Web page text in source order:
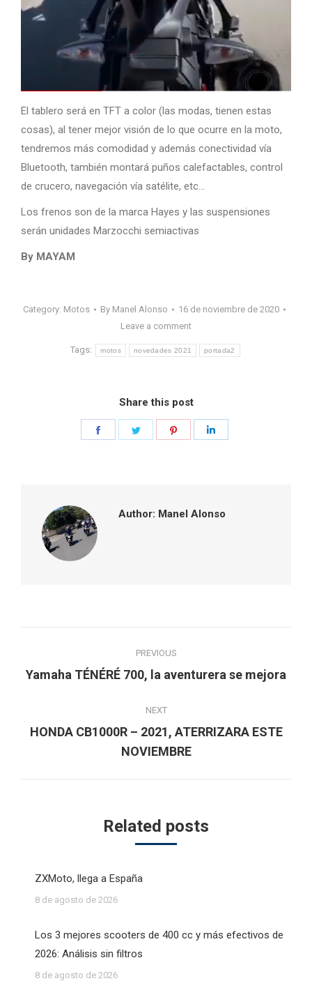
El tablero será en TFT a color (las modas, tienen estas
cosas), al tener mejor visión de lo que ocurre en la moto,
tendremos más comodidad y además conectividad vía
Bluetooth, también montará puños calefactables, control
de crucero, navegación vía satélite, etc…
Los frenos son de la marca Hayes y las suspensiones
serán unidades Marzocchi semiactivas
By MAYAM
Category: Motos By Manel Alonso
16 de noviembre de 2020
Leave a comment
Tags: motos novedades 2021 portada2
Share this post
Author: Manel Alonso
navigation
PREVIOUS
Previous
Yamaha TÉNÉRÉ 700, la aventurera se mejora
NEXT
Next
post:
HONDA CB1000R – 2021, ATERRIZARA ESTE
NOVIEMBRE
Related posts
ZXMoto, llega a España
8 de agosto de 2026
Los 3 mejores scooters de 400 cc y más efectivos de
2026: Análisis sin filtros
8 de agosto de 2026